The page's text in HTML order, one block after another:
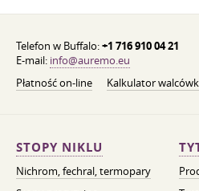
Telefon w Buffalo:+1 716 910 04 21
E-mail: info@auremo.eu
Płatność on-line
Kalkulator
STOPY NIKLU
Nichrom, fechral, termopary